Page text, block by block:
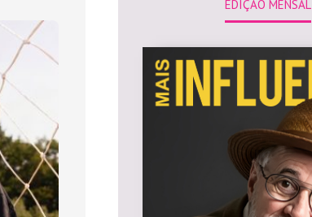
EDIÇÃO MENSAL